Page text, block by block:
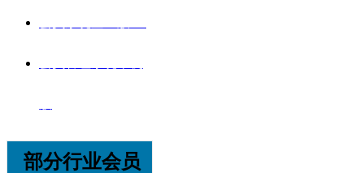
部分行业会员